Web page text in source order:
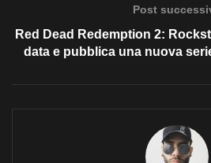
Post
Red Dead Redemption 2:
data e pubblica una nuova